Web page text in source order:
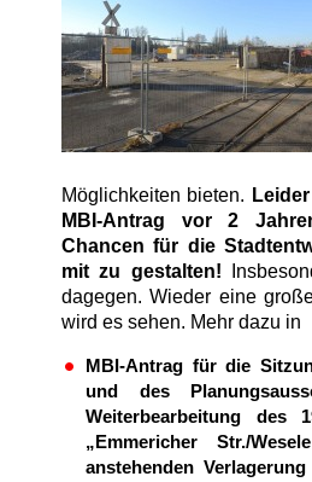
Möglichkeiten bieten.
MBI-Antrag vor 2
Chancen für die
mit zu gestalten!
dagegen. Wieder eine
wird es sehen. Mehr dazu in
MBI-Antrag für die
und des
Weiterbearbeitung
„Emmericher Str./
anstehenden